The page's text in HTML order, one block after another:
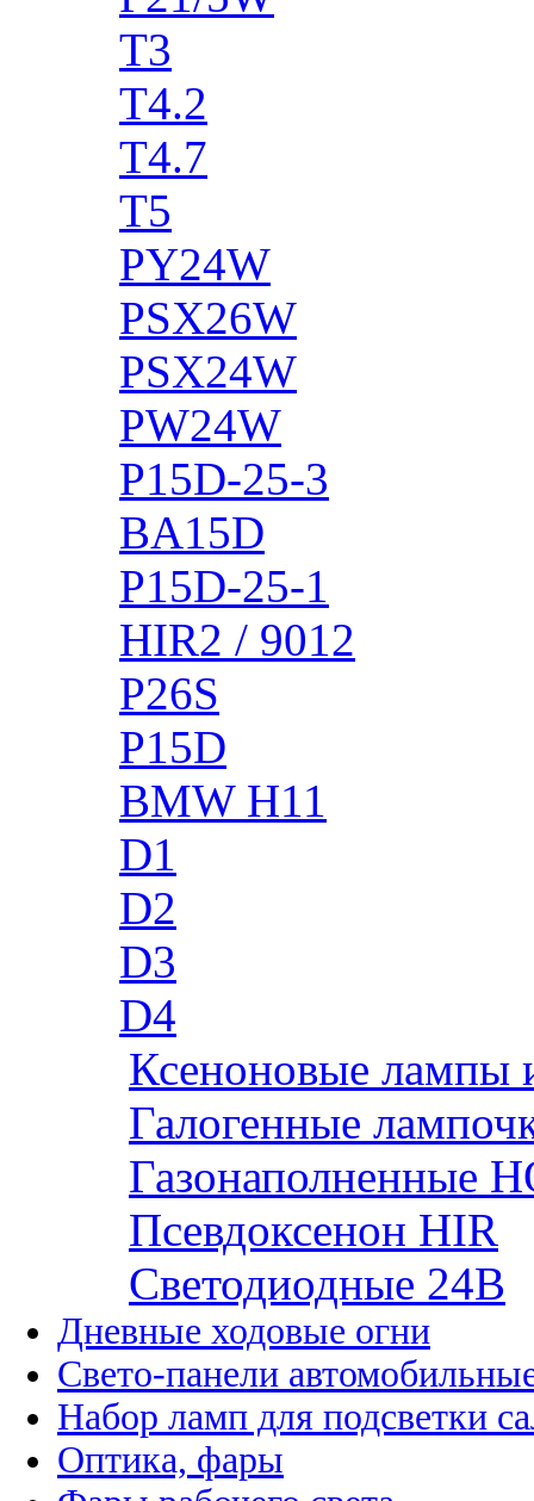
T3
T4.2
T4.7
T5
PY24W
PSX26W
PSX24W
PW24W
P15D-25-3
BA15D
P15D-25-1
HIR2 / 9012
P26S
P15D
BMW H11
D1
D2
D3
D4
Ксеноновые лампы
Галогенные
Газонаполненные
Псевдоксенон HIR
Cветодиодные 24B
Дневные ходовые огни
Свето-панели
Набор ламп для подсветки
Оптика, фары